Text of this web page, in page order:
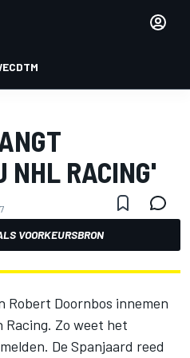
DTM
NHL RACING'
VOORKEURSBRON
Robert Doornbos innemen
Zo weet het
De Spanjaard reed